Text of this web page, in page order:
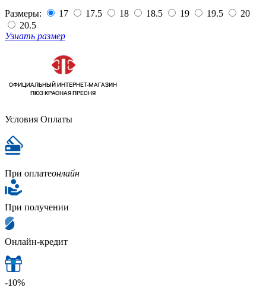
Размеры:
17 17.5 18 18.5 19 19.5
20
20.5
Узнать размер
Условия Оплаты
При оплатеонлайн
При получении
Онлайн-кредит
-10%